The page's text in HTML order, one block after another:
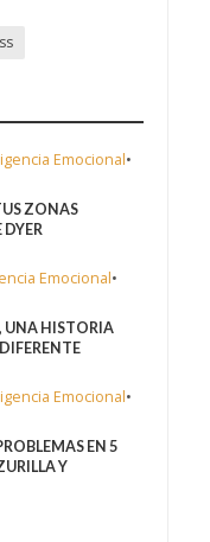
Emocional•
ZONAS
DYER
Emocional•
UNA HISTORIA
Emocional•
EN 5
Y